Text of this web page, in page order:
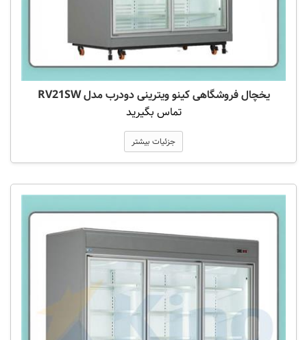
یخچال فروشگاهی کینو ویترینی دودرب مدل RV21SW
تماس بگیرید
جزئیات بیشتر